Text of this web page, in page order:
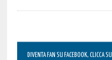
DIVENTA FAN SU FACEBOOK, CLICCA SU